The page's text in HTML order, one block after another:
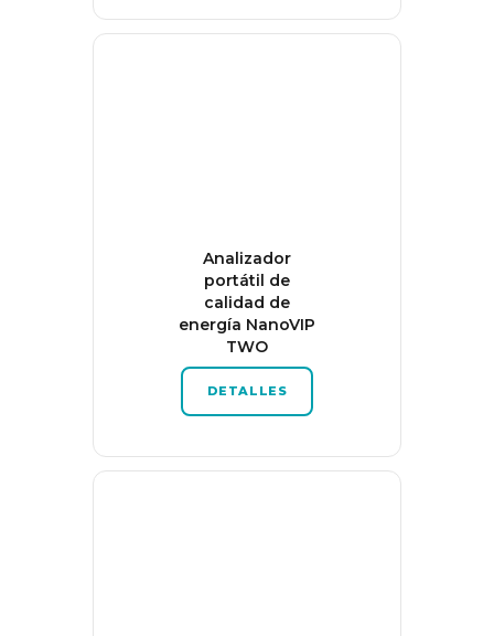
Analizador
portátil de
calidad de
energía NanoVIP
TWO
DETALLES